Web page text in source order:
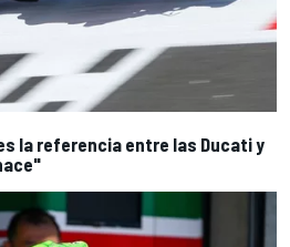
la referencia entre las Ducati y